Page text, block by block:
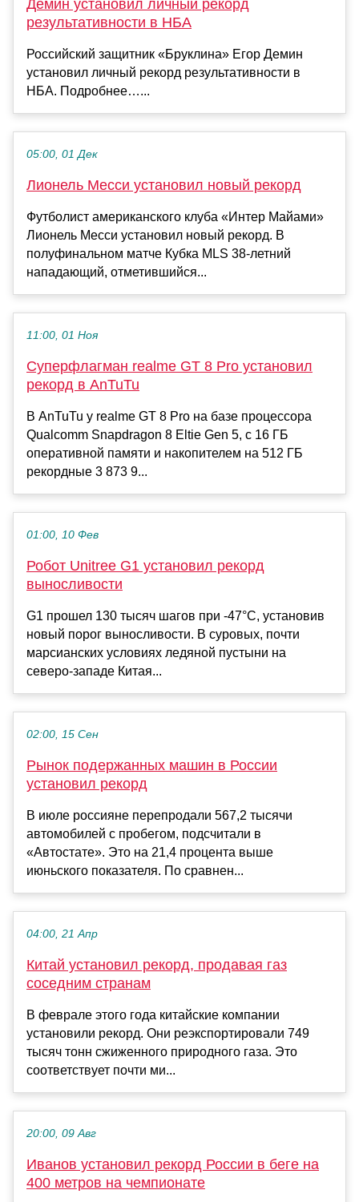
Демин установил личный рекорд
результативности в НБА
Российский защитник «Бруклина» Егор Демин
установил личный рекорд результативности в
НБА. Подробнее…...
05:00, 01 Дек
Лионель Месси установил новый рекорд
Футболист американского клуба «Интер Майами»
Лионель Месси установил новый рекорд. В
полуфинальном матче Кубка MLS 38-летний
нападающий, отметившийся...
11:00, 01 Ноя
Суперфлагман realme GT 8 Pro установил
рекорд в AnTuTu
В AnTuTu у realme GT 8 Pro на базе процессора
Qualcomm Snapdragon 8 Eltie Gen 5, с 16 ГБ
оперативной памяти и накопителем на 512 ГБ
рекордные 3 873 9...
01:00, 10 Фев
Робот Unitree G1 установил рекорд
выносливости
G1 прошел 130 тысяч шагов при -47°C, установив
новый порог выносливости. В суровых, почти
марсианских условиях ледяной пустыни на
северо-западе Китая...
02:00, 15 Сен
Рынок подержанных машин в России
установил рекорд
В июле россияне перепродали 567,2 тысячи
автомобилей с пробегом, подсчитали в
«Автостате». Это на 21,4 процента выше
июньского показателя. По сравнен...
04:00, 21 Апр
Китай установил рекорд, продавая газ
соседним странам
В феврале этого года китайские компании
установили рекорд. Они реэкспортировали 749
тысяч тонн сжиженного природного газа. Это
соответствует почти ми...
20:00, 09 Авг
Иванов установил рекорд России в беге на
400 метров на чемпионате